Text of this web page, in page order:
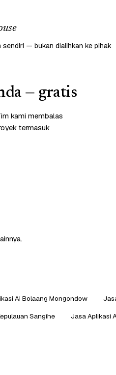
sendiri — bukan dialihkan ke pihak
— gratis
kami membalas
termasuk
AI Bolaang Mongondow
Sangihe Jasa Aplikasi